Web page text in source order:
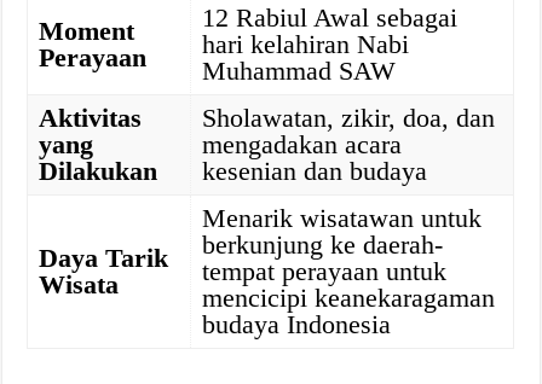
Moment
Perayaan
12 Rabiul Awal sebagai
hari kelahiran Nabi
Muhammad SAW
Aktivitas
yang
Dilakukan
Sholawatan, zikir, doa, dan
mengadakan acara
kesenian dan budaya
Daya Tarik
Wisata
Menarik wisatawan untuk
berkunjung ke daerah-
tempat perayaan untuk
mencicipi keanekaragaman
budaya Indonesia